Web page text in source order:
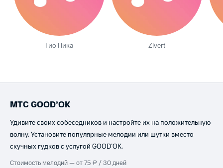
Гио Пика Zivert
МТС GOOD’OK
Удивите своих собеседников и настройте их на положительную
волну. Установите популярные мелодии или шутки вместо
скучных гудков с услугой GOOD’OK.
Стоимость мелодий — от 75 ₽ / 30 дней